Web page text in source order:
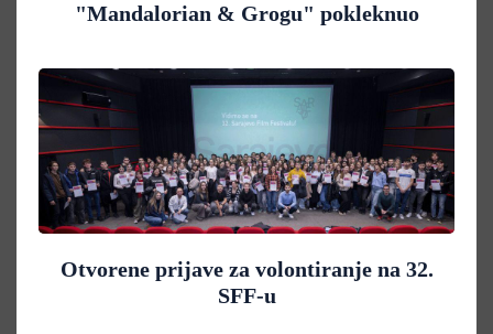
"Mandalorian & Grogu" pokleknuo
Otvorene prijave za volontiranje na 32.
SFF-u